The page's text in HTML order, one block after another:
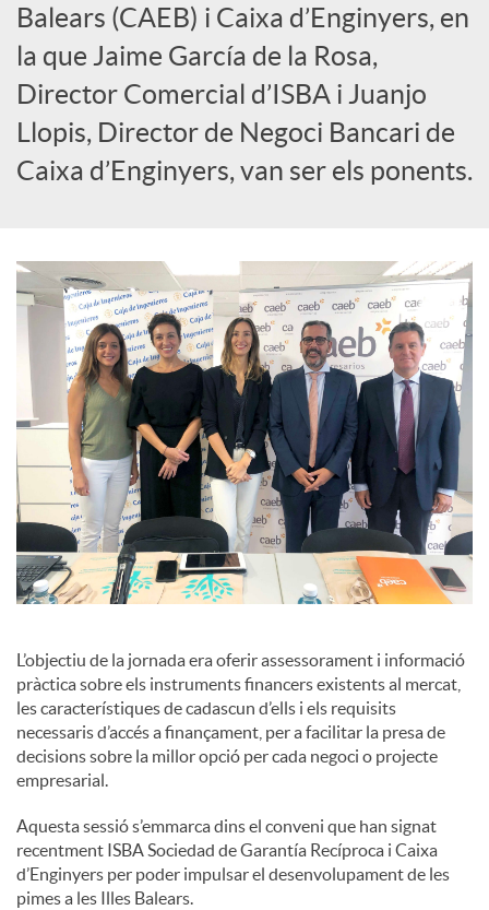
i
a
l
s
Balears (CAEB) i Caixa d’Enginyers, en
la que Jaime García de la Rosa,
Director Comercial d’ISBA i Juanjo
Llopis, Director de Negoci Bancari de
Caixa d’Enginyers, van ser els ponents.
L’objectiu de la jornada era oferir assessorament i informació
pràctica sobre els instruments financers existents al mercat,
les característiques de cadascun d’ells i els requisits
necessaris d’accés a finançament, per a facilitar la presa de
decisions sobre la millor opció per cada negoci o projecte
empresarial.
Aquesta sessió s’emmarca dins el conveni que han signat
recentment ISBA Sociedad de Garantía Recíproca i Caixa
d’Enginyers per poder impulsar el desenvolupament de les
pimes a les Illes Balears.